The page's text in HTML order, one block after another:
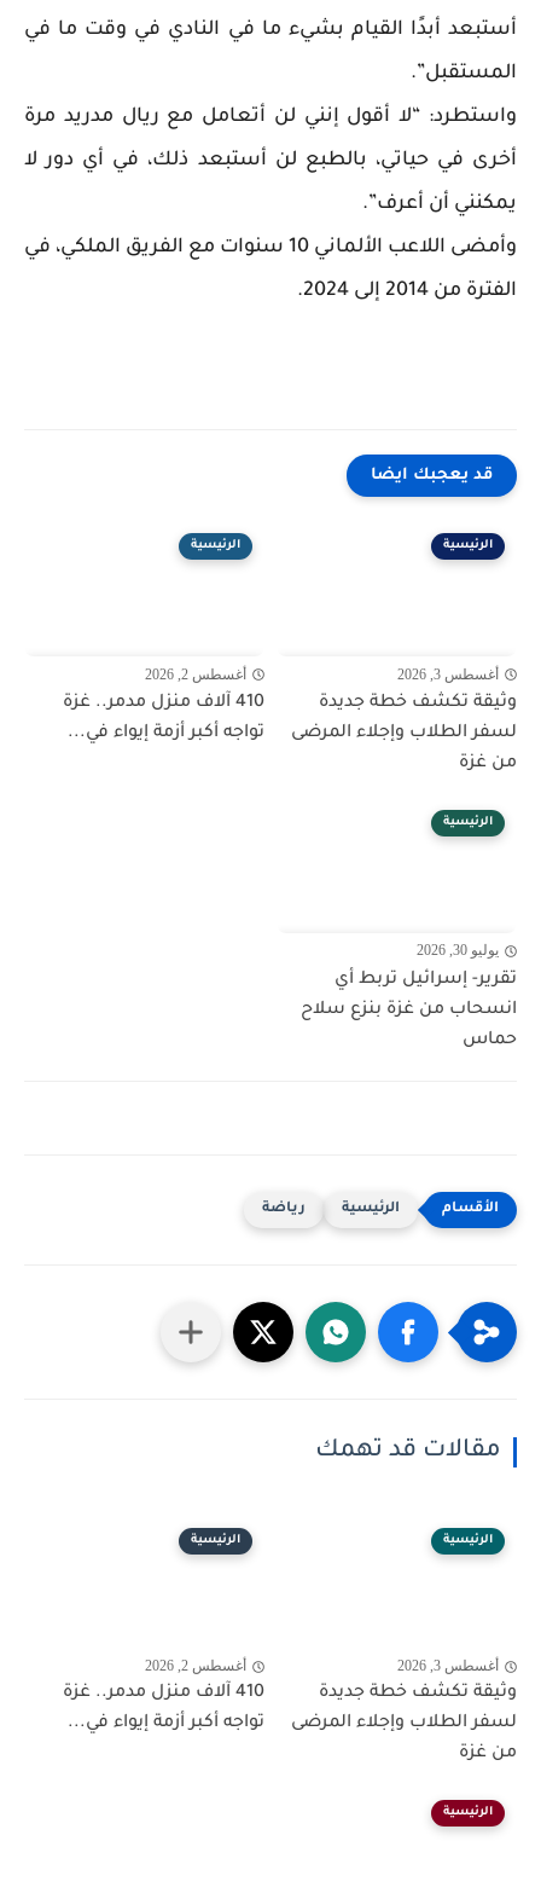
أستبعد أبدًا القيام بشيء ما في النادي في وقت ما في
المستقبل”.
واستطرد: “لا أقول إنني لن أتعامل مع ريال مدريد مرة
أخرى في حياتي، بالطبع لن أستبعد ذلك، في أي دور لا
يمكنني أن أعرف”.
وأمضى اللاعب الألماني 10 سنوات مع الفريق الملكي، في
الفترة من 2014 إلى 2024.
قد يعجبك ايضا
الرئيسية
أغسطس 3, 2026
وثيقة تكشف خطة جديدة
لسفر الطلاب وإجلاء المرضى
من غزة
الرئيسية
أغسطس 2, 2026
410 آلاف منزل مدمر.. غزة
تواجه أكبر أزمة إيواء في...
الرئيسية
يوليو 30, 2026
تقرير- إسرائيل تربط أي
انسحاب من غزة بنزع سلاح
حماس
الرئيسية رياضة
مقالات قد تهمك
الرئيسية
أغسطس 3, 2026
وثيقة تكشف خطة جديدة
لسفر الطلاب وإجلاء المرضى
من غزة
الرئيسية
أغسطس 2, 2026
410 آلاف منزل مدمر.. غزة
تواجه أكبر أزمة إيواء في...
الرئيسية